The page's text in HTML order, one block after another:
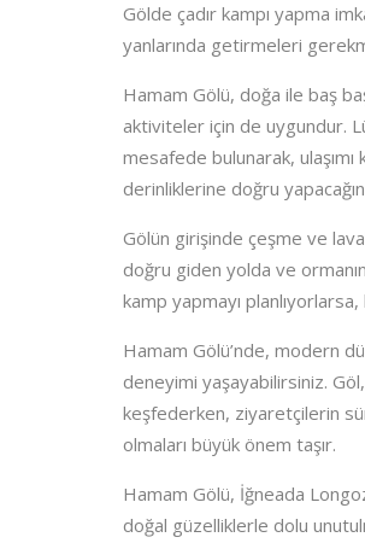
Gölde çadır kampı yapma
yanlarında getirmeleri
Hamam Gölü, doğa ile baş
aktiviteler için de uygundur.
mesafede bulunarak, ulaşımı
derinliklerine doğru
Gölün girişinde çeşme ve
doğru giden yolda ve
kamp yapmayı planlıyorlarsa,
Hamam Gölü’nde, modern
deneyimi yaşayabilirsiniz.
keşfederken, ziyaretçilerin
olmaları büyük önem taşır.
Hamam Gölü, İğneada
doğal güzelliklerle dolu